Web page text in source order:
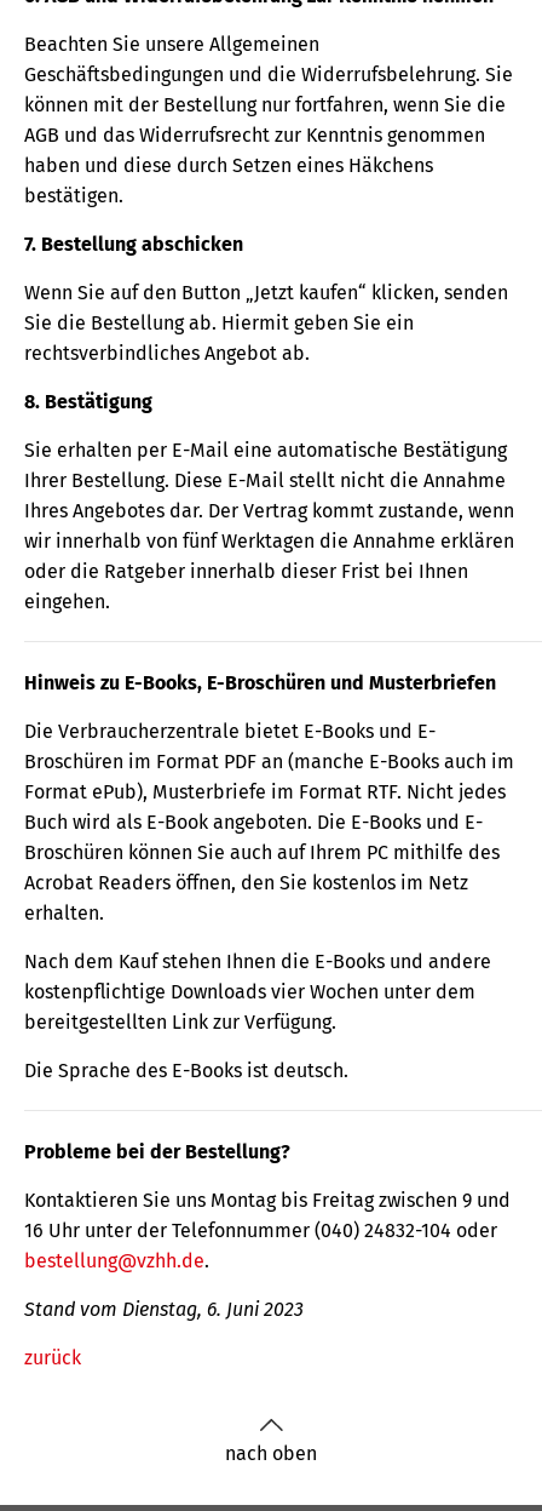
Beachten Sie unsere Allgemeinen
Geschäftsbedingungen und die Widerrufsbelehrung. Sie
können mit der Bestellung nur fortfahren, wenn Sie die
AGB und das Widerrufsrecht zur Kenntnis genommen
haben und diese durch Setzen eines Häkchens
bestätigen.
7. Bestellung abschicken
Wenn Sie auf den Button „Jetzt kaufen“ klicken, senden
Sie die Bestellung ab. Hiermit geben Sie ein
rechtsverbindliches Angebot ab.
8. Bestätigung
Sie erhalten per E-Mail eine automatische Bestätigung
Ihrer Bestellung. Diese E-Mail stellt nicht die Annahme
Ihres Angebotes dar. Der Vertrag kommt zustande, wenn
wir innerhalb von fünf Werktagen die Annahme erklären
oder die Ratgeber innerhalb dieser Frist bei Ihnen
eingehen.
Hinweis zu E-Books, E-Broschüren und Musterbriefen
Die Verbraucherzentrale bietet E-Books und E-
Broschüren im Format PDF an (manche E-Books auch im
Format ePub), Musterbriefe im Format RTF. Nicht jedes
Buch wird als E-Book angeboten. Die E-Books und E-
Broschüren können Sie auch auf Ihrem PC mithilfe des
Acrobat Readers öffnen, den Sie kostenlos im Netz
erhalten.
Nach dem Kauf stehen Ihnen die E-Books und andere
kostenpflichtige Downloads vier Wochen unter dem
bereitgestellten Link zur Verfügung.
Die Sprache des E-Books ist deutsch.
Probleme bei der Bestellung?
Kontaktieren Sie uns Montag bis Freitag zwischen 9 und
16 Uhr unter der Telefonnummer (040) 24832-104 oder
bestellung@vzhh.de.
Stand vom Dienstag, 6. Juni 2023
zurück
nach oben